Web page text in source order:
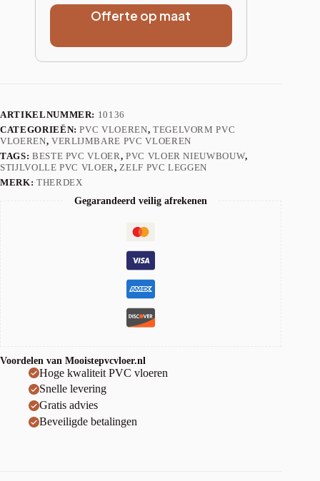
Offerte op maat
ARTIKELNUMMER: 10136
CATEGORIEËN:PVC VLOEREN, TEGELVORM PVC
VLOEREN, VERLIJMBARE PVC VLOEREN
TAGS: BESTE PVC VLOER, PVC VLOER NIEUWBOUW,
STIJLVOLLE PVC VLOER, ZELF PVC LEGGEN
MERK: THERDEX
Gegarandeerd veilig afrekenen
Voordelen van Mooistepvcvloer.nl
Hoge kwaliteit PVC vloeren
Snelle levering
Gratis advies
Beveiligde betalingen